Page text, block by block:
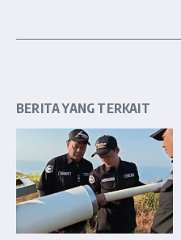
BERITA YANG TERKAIT